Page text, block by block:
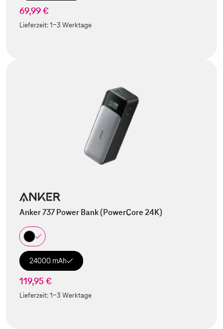
69,99 €
Lieferzeit:1-3 Werktage
Anker 737 Power Bank (PowerCore 24K)
24000 mAh
119,95 €
Lieferzeit:1-3 Werktage